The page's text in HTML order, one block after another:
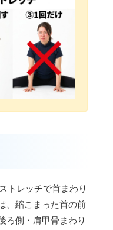
トレッチで首まわり
、縮こまった首の前
ろ側・肩甲骨まわり